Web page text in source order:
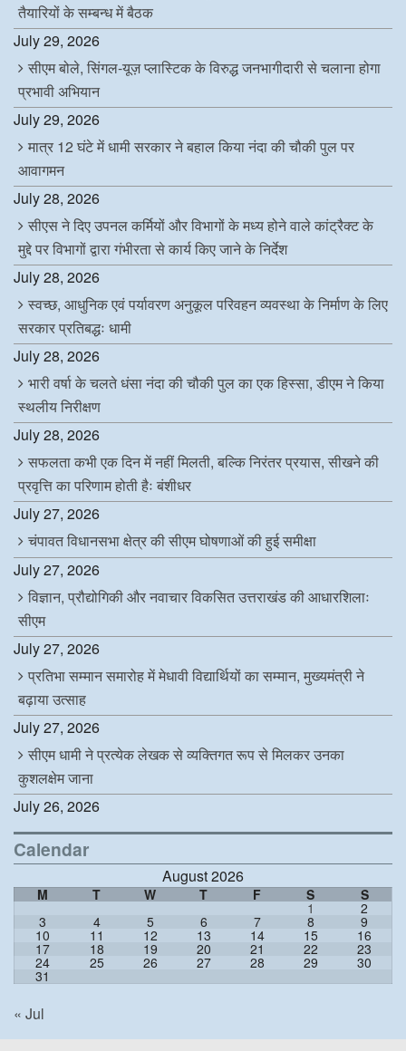
तैयारियों के सम्बन्ध में बैठक
July 29, 2026
सीएम बोले, सिंगल-यूज़ प्लास्टिक के विरुद्ध जनभागीदारी से चलाना होगा
प्रभावी अभियान
July 29, 2026
मात्र 12 घंटे में धामी सरकार ने बहाल किया नंदा की चौकी पुल पर
आवागमन
July 28, 2026
सीएस ने दिए उपनल कर्मियों और विभागों के मध्य होने वाले कांट्रैक्ट के
मुद्दे पर विभागों द्वारा गंभीरता से कार्य किए जाने के निर्देश
July 28, 2026
स्वच्छ, आधुनिक एवं पर्यावरण अनुकूल परिवहन व्यवस्था के निर्माण के लिए
सरकार प्रतिबद्धः धामी
July 28, 2026
भारी वर्षा के चलते धंसा नंदा की चौकी पुल का एक हिस्सा, डीएम ने किया
स्थलीय निरीक्षण
July 28, 2026
सफलता कभी एक दिन में नहीं मिलती, बल्कि निरंतर प्रयास, सीखने की
प्रवृत्ति का परिणाम होती हैः बंशीधर
July 27, 2026
चंपावत विधानसभा क्षेत्र की सीएम घोषणाओं की हुई समीक्षा
July 27, 2026
विज्ञान, प्रौद्योगिकी और नवाचार विकसित उत्तराखंड की आधारशिलाः
सीएम
July 27, 2026
प्रतिभा सम्मान समारोह में मेधावी विद्यार्थियों का सम्मान, मुख्यमंत्री ने
बढ़ाया उत्साह
July 27, 2026
सीएम धामी ने प्रत्येक लेखक से व्यक्तिगत रूप से मिलकर उनका
कुशलक्षेम जाना
July 26, 2026
Calendar
August 2026
M T W T F S S
1 2
3 4 5 6 7 8 9
10 11 12 13 14 15 16
17 18 19 20 21 22 23
24 25 26 27 28 29 30
31
« Jul